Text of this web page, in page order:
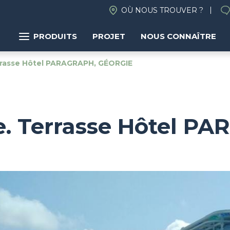
OÙ NOUS TROUVER ?
PRODUITS PROJET NOUS CONNAÎTRE
Hôtel PARAGRAPH, GÉORGIE
Terrasse Hôtel